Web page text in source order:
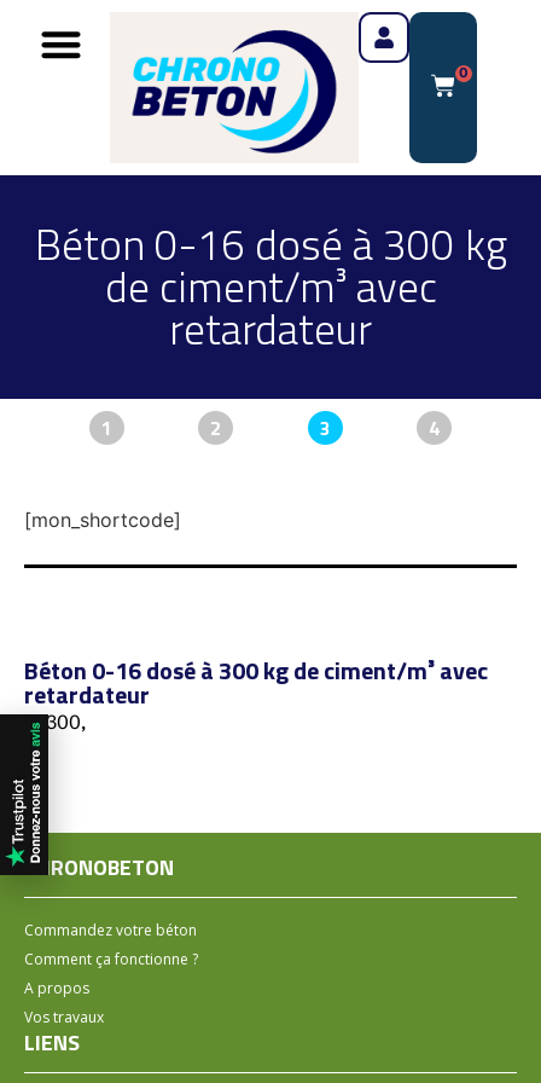
0
Béton 0-16 dosé à 300 kg
de ciment/m³ avec
retardateur
1 2 3 4
[mon_shortcode]
Béton 0-16 dosé à 300 kg de ciment/m³ avec
retardateur
84300,
CHRONOBETON
Commandez votre béton
Comment ça fonctionne ?
A propos
Vos travaux
LIENS